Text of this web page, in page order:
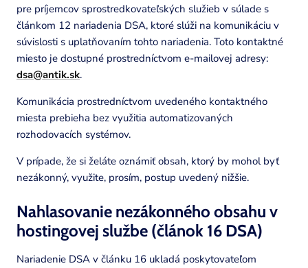
pre príjemcov sprostredkovateľských služieb v súlade s
článkom 12 nariadenia DSA, ktoré slúži na komunikáciu v
súvislosti s uplatňovaním tohto nariadenia. Toto kontaktné
miesto je dostupné prostredníctvom e-mailovej adresy:
dsa@antik.sk.
Komunikácia prostredníctvom uvedeného kontaktného
miesta prebieha bez využitia automatizovaných
rozhodovacích systémov.
V prípade, že si želáte oznámiť obsah, ktorý by mohol byť
nezákonný, využite, prosím, postup uvedený nižšie.
Nahlasovanie nezákonného obsahu v
hostingovej službe (článok 16 DSA)
Nariadenie DSA v článku 16 ukladá poskytovateľom